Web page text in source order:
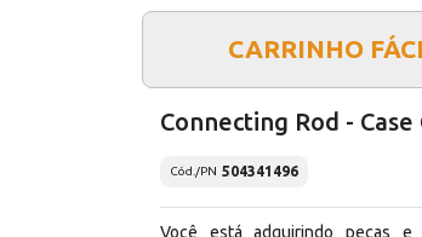
CARRINHO
Connecting Rod - Case
Cód./PN 504341496
Você está adquirindo peças e